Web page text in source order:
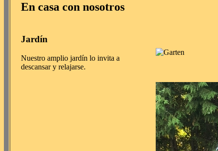
En casa con nosotros
Jardín
Nuestro amplio jardín lo invita a
descansar y relajarse.